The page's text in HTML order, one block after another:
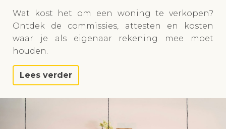
Wat kost het om een woning te verkopen?
Ontdek de commissies, attesten en kosten
waar je als eigenaar rekening mee moet
houden.
Lees verder